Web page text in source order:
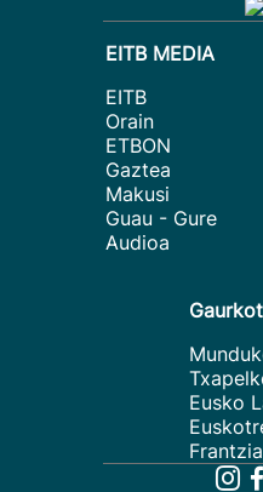
EITB MEDIA
EITB
Orain
ETBON
Gaztea
Makusi
Guau - Gure
Audioa
Eusko